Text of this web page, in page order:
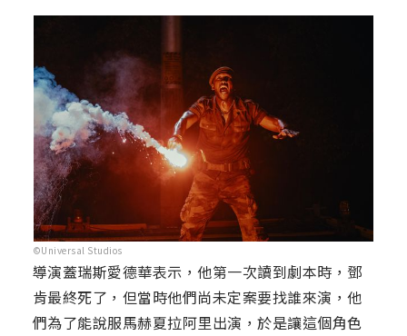
©Universal Studios
導演蓋瑞斯愛德華表示，他第一次讀到劇本時，鄧
肯最終死了，但當時他們尚未定案要找誰來演，他
們為了能說服馬赫夏拉阿里出演，於是讓這個角色